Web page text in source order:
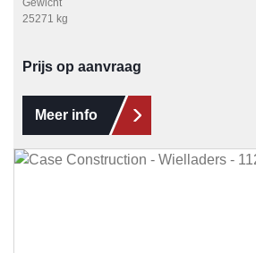
Gewicht
25271 kg
Prijs op aanvraag
Meer info